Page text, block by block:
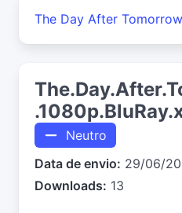
The Day After Tomorrow
Neutro
Data de envio: 29/06/
Downloads: 13